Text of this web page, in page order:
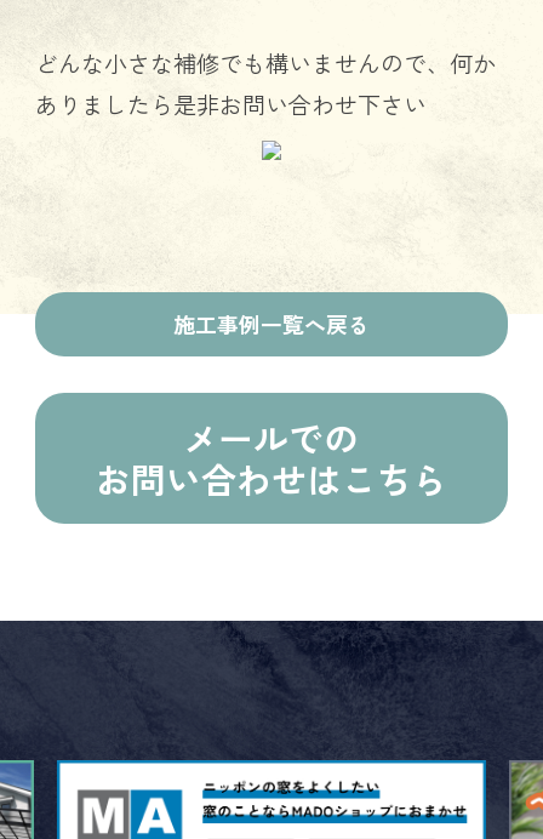
どんな小さな補修でも構いませんので、何か
ありましたら是非お問い合わせ下さい
施工事例一覧へ戻る
メールでの
お問い合わせはこちら